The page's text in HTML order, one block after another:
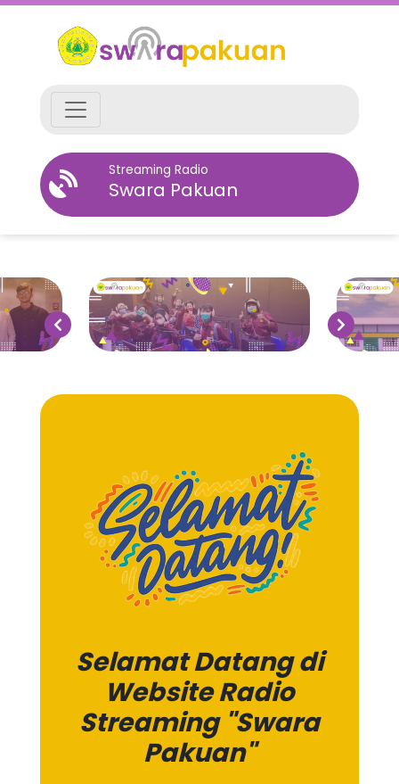
Streaming Radio
Swara Pakuan
Selamat Datang di
Website Radio
Streaming "Swara
Pakuan"